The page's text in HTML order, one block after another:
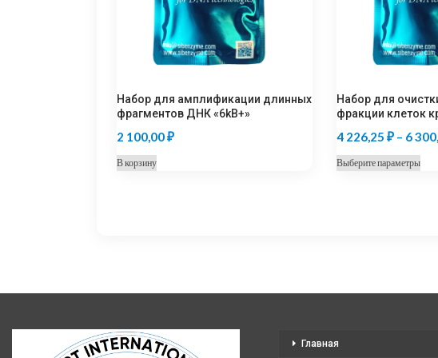
Набор для амплификации длинных
фрагментов ДНК «6kB+»
2 100,00₽
В корзину
Набор для
фракции клеток
4 226,25₽ – 6
Выберите параметрыЭтот
Главная